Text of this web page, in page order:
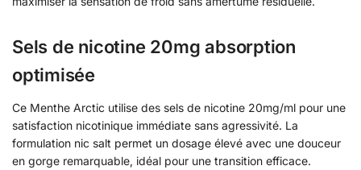
Sels de nicotine 20mg absorption
optimisée
Ce Menthe Arctic utilise des sels de nicotine 20mg/ml pour une
satisfaction nicotinique immédiate sans agressivité. La
formulation nic salt permet un dosage élevé avec une douceur
en gorge remarquable, idéal pour une transition efficace.